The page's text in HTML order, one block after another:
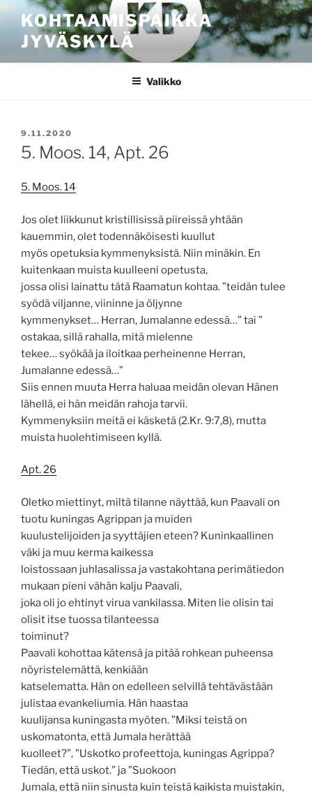
sisältöönKOHTAAMISPAIKKA
JYVÄSKYLÄ
Valikko
JULKAISTU
9.11.2020
5. Moos. 14, Apt. 26
5. Moos. 14
Jos olet liikkunut kristillisissä piireissä yhtään
kauemmin, olet todennäköisesti kuullut
myös opetuksia kymmenyksistä. Niin minäkin. En
kuitenkaan muista kuulleeni opetusta,
jossa olisi lainattu tätä Raamatun kohtaa. ”teidän tulee
syödä viljanne, viininne ja öljynne
kymmenykset… Herran, Jumalanne edessä…” tai ”
ostakaa, sillä rahalla, mitä mielenne
tekee… syökää ja iloitkaa perheinenne Herran,
Jumalanne edessä…”
Siis ennen muuta Herra haluaa meidän olevan Hänen
lähellä, ei hän meidän rahoja tarvii.
Kymmenyksiin meitä ei käsketä (2.Kr. 9:7,8), mutta
muista huolehtimiseen kyllä.
Apt. 26
Oletko miettinyt, miltä tilanne näyttää, kun Paavali on
tuotu kuningas Agrippan ja muiden
kuulustelijoiden ja syyttäjien eteen? Kuninkaallinen
väki ja muu kerma kaikessa
loistossaan juhlasalissa ja vastakohtana perimätiedon
mukaan pieni vähän kalju Paavali,
joka oli jo ehtinyt virua vankilassa. Miten lie olisin tai
olisit itse tuossa tilanteessa
toiminut?
Paavali kohottaa kätensä ja pitää rohkean puheensa
nöyristelemättä, kenkiään
katselematta. Hän on edelleen selvillä tehtävästään
julistaa evankeliumia. Hän haastaa
kuulijansa kuningasta myöten. ”Miksi teistä on
uskomatonta, että Jumala herättää
kuolleet?”, ”Uskotko profeettoja, kuningas Agrippa?
Tiedän, että uskot.” ja ”Suokoon
Jumala, että niin sinusta kuin teistä kaikista muistakin,